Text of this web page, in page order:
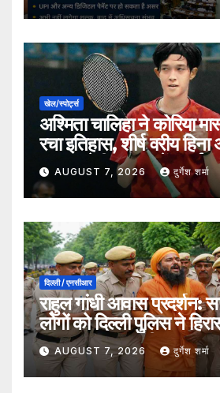
खेल/स्पोर्ट्स
अश्मिता चालिहा ने कोरिया
रचा इतिहास, शीर्ष वरीय
हराकर सेमीफाइनल में बनाई
AUGUST 7, 2026 दुर्गेश शर्मा
दिल्ली / एनसीआर
राहुल गांधी आवास
लोगों को दिल्ली पुलिस ने
सुरक्षा व्यवस्था कड़ी
AUGUST 7, 2026 दुर्गेश शर्मा